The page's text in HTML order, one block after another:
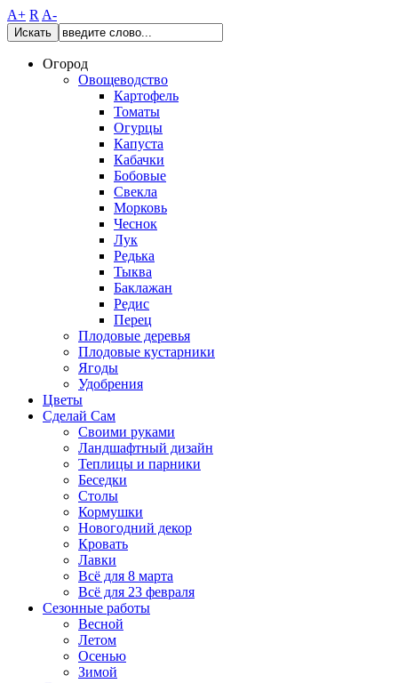
A+ R A-
Искать
Огород
Овощеводство
Картофель
Томаты
Огурцы
Капуста
Кабачки
Бобовые
Свекла
Морковь
Чеснок
Лук
Редька
Тыква
Баклажан
Редис
Перец
Плодовые деревья
Плодовые кустарники
Ягоды
Удобрения
Цветы
Сделай Сам
Своими руками
Ландшафтный дизайн
Теплицы и парники
Беседки
Столы
Кормушки
Новогодний декор
Кровать
Лавки
Всё для 8 марта
Всё для 23 февраля
Сезонные работы
Весной
Летом
Осенью
Зимой